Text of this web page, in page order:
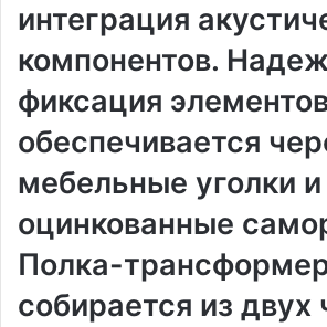
интеграция
компонентов.
фиксация
обеспечивается
мебельные уголки и
оцинкованные
Полка-
собирается из двух